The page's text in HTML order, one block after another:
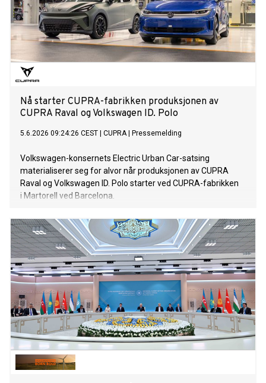
Nå starter CUPRA-fabrikken produksjonen av
CUPRA Raval og Volkswagen ID. Polo
5.6.2026 09:24:26 CEST CUPRA| Pressemelding
Volkswagen-konsernets Electric Urban Car-satsing
materialiserer seg for alvor når produksjonen av CUPRA
Raval og Volkswagen ID. Polo starter ved CUPRA-fabrikken
i Martorell ved Barcelona.